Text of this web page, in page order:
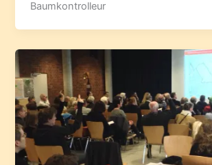
Baumkontrolleur